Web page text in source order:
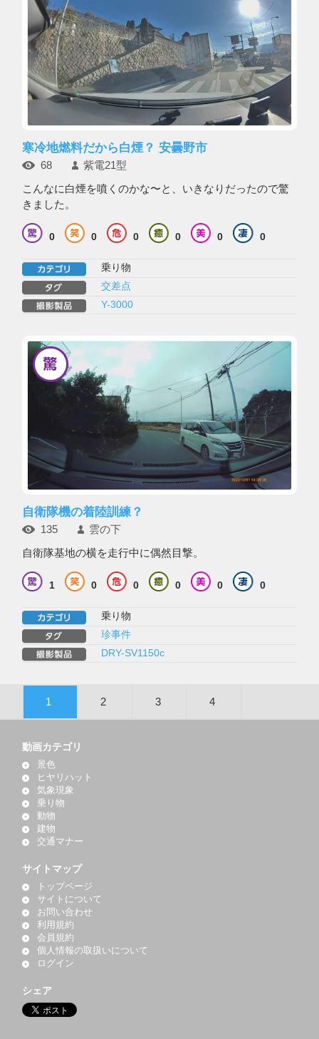
寒冷地燃料だから白煙？ 安曇野市
68 紫電21型
こんなに白煙を噴くのかな〜と、いきなりだったので驚
きました。
0 0 0 0 0 0
乗り物
交差点
Y-3000
自衛隊機の着陸訓練？
135 雲の下
自衛隊基地の横を走行中に偶然目撃。
1 0 0 0 0 0
乗り物
珍事件
DRY-SV1150c
1 2 3 4
動画カテゴリ
景色
ヒヤリハット
気象現象
乗り物
動物
建物
交通マナー
サイトマップ
トップページ
サイトについて
お問い合わせ
利用規約
会員規約
個人情報の取扱いについて
ログイン
シェア